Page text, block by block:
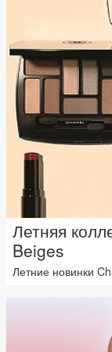
Летняя
Beiges
Летние новинки